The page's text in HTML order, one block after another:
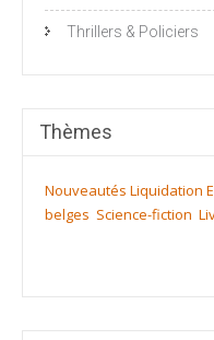
Thrillers & Policiers
Thèmes
Nouveautés Liquidation
belges Science-fiction